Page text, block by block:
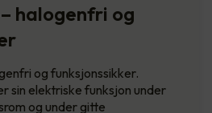
– halogenfri og
og funksjonssikker.
sin elektriske funksjon under
og under gitte